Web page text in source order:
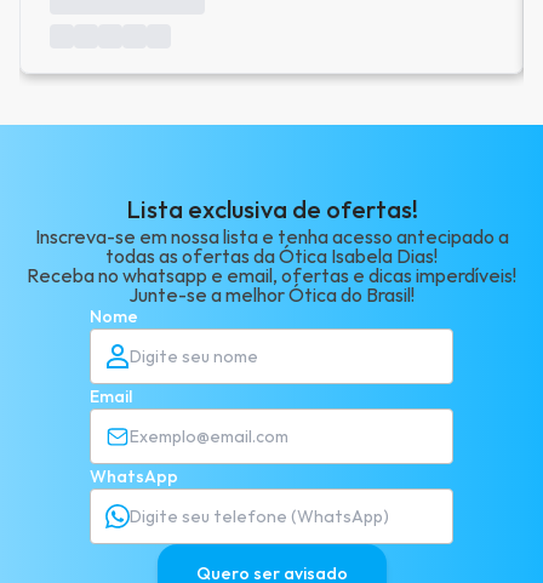
Lista exclusiva de ofertas!
Inscreva-se em nossa lista e tenha acesso antecipado a
todas as ofertas da Ótica Isabela Dias!
Receba no whatsapp e email, ofertas e dicas imperdíveis!
Junte-se a melhor Ótica do Brasil!
Nome
Email
WhatsApp
Quero ser avisado